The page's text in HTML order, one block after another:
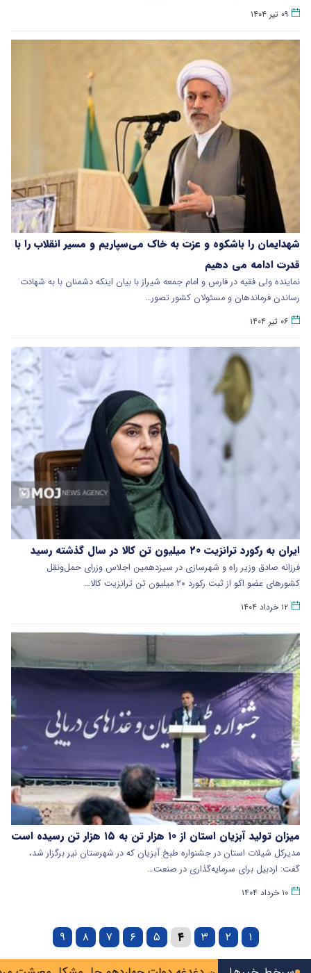
۰۹ تیر ۱۴۰۴
شهدایمان را باشکوه و عزت به خاک می‌سپاریم و مسیر انقلاب را با
قدرت ادامه می دهیم
نماینده ولی فقیه در فارس و امام جمعه شیراز با بیان اینکه دشمنان با به شهادت
رساندن فرماندهان و مسئولان کشور تصور…
۰۶ تیر ۱۴۰۴
ایران به رکورد ترانزیت ۲۰ میلیون تن کالا در سال گذشته رسید
فرزانه صادق وزیر راه و شهرسازی در سیزدهمین اجلاس وزرای حمل‌ونقل
کشورهای عضو اکو از ثبت رکورد ۲۰ میلیون تن ترانزیت کالا…
۱۲ خرداد ۱۴۰۴
میزان تولید آبزیان استان از ۱۰ هزار تن به ۱۵ هزار تن رسیده است
مدیرکل شیلات استان در جشنواره طبخ آبزیان که در شهرستان نیر برگزار شد،
گفت: اردبیل برای سرمایه‌گذاری در صنعت…
۱۰ خرداد ۱۴۰۴
۱ ۲ ۳ ۴ ۵ ۶ ۷ ۸ ۹